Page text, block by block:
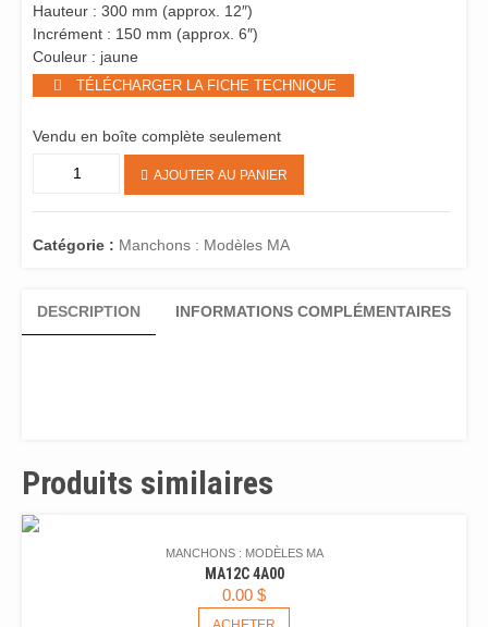
Hauteur : 300 mm (approx. 12″)
Incrément : 150 mm (approx. 6″)
Couleur : jaune
TÉLÉCHARGER LA FICHE TECHNIQUE
Vendu en boîte complète seulement
MA12c
AJOUTER AU PANIER
Catégorie : Manchons : Modèles MA
DESCRIPTION INFORMATIONS COMPLÉMENTAIRES
Produits similaires
MANCHONS : MODÈLES MA
MA12C 4A00
0.00 $